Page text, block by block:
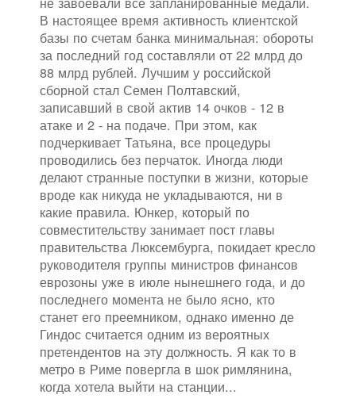
В настоящее время активность клиентской
базы по счетам банка минимальная: обороты
за последний год составляли от 22 млрд до
88 млрд рублей. Лучшим у российской
сборной стал Семен Полтавский,
записавший в свой актив 14 очков - 12 в
атаке и 2 - на подаче. При этом, как
подчеркивает Татьяна, все процедуры
проводились без перчаток. Иногда люди
делают странные поступки в жизни, которые
вроде как никуда не укладываются, ни в
какие правила. Юнкер, который по
совместительству занимает пост главы
правительства Люксембурга, покидает кресло
руководителя группы министров финансов
еврозоны уже в июле нынешнего года, и до
последнего момента не было ясно, кто
станет его преемником, однако именно де
Гиндос считается одним из вероятных
претендентов на эту должность. Я как то в
метро в Риме повергла в шок римлянина,
когда хотела выйти на станции...